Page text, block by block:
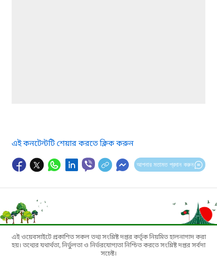
এই কনটেন্টটি শেয়ার করতে ক্লিক করুন
আপনার মতামত প্রদান করুন
এই ওয়েবসাইটে প্রকাশিত সকল তথ্য সংশ্লিষ্ট দপ্তর কর্তৃক নিয়মিত হালনাগাদ করা
হয়। তথ্যের যথার্থতা, নির্ভুলতা ও নির্ভরযোগ্যতা নিশ্চিত করতে সংশ্লিষ্ট দপ্তর সর্বদা
সচেষ্ট।